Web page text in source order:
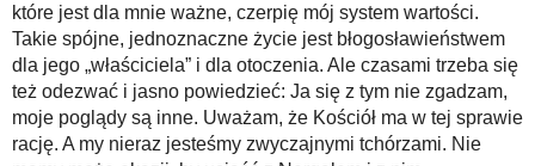
które jest dla mnie ważne, czerpię mój system wartości.
Takie spójne, jednoznaczne życie jest błogosławieństwem
dla jego „właściciela” i dla otoczenia. Ale czasami trzeba się
też odezwać i jasno powiedzieć: Ja się z tym nie zgadzam,
moje poglądy są inne. Uważam, że Kościół ma w tej sprawie
rację. A my nieraz jesteśmy zwyczajnymi tchórzami. Nie